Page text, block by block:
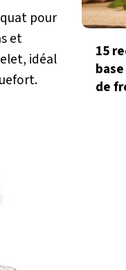
pour
et
idéal
15
de